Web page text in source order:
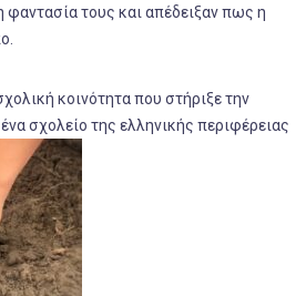
φαντασία τους και απέδειξαν πως η
κοινότητα που στήριξε την
σχολείο της ελληνικής περιφέρειας